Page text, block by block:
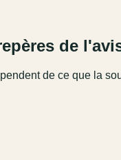
de
de ce que la